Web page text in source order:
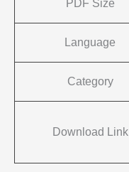
PDF Size
Language
Category
Download Link